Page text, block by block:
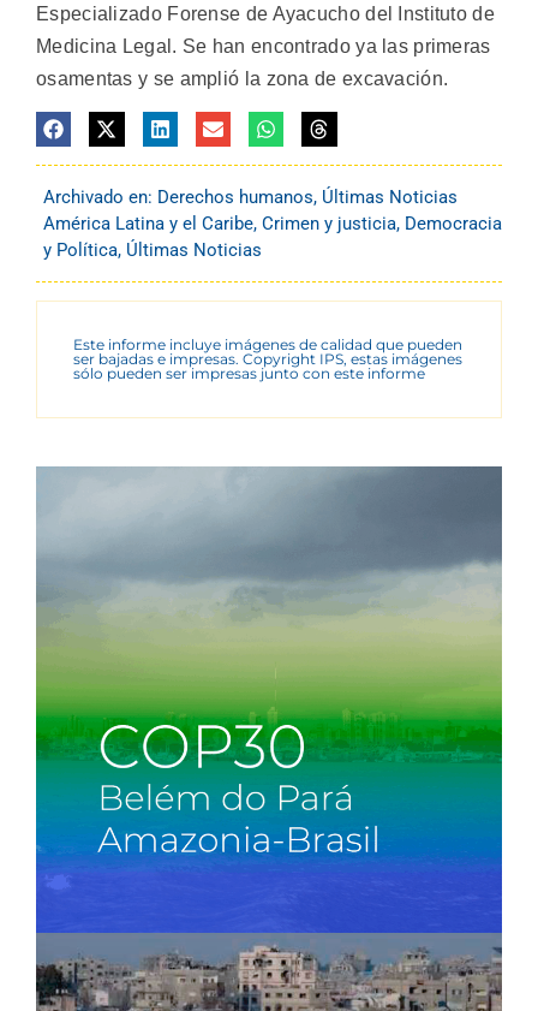
Especializado Forense de Ayacucho del Instituto de
Medicina Legal. Se han encontrado ya las primeras
osamentas y se amplió la zona de excavación.
Archivado en: Derechos humanos, Últimas Noticias
América Latina y el Caribe, Crimen y justicia, Democracia
y Política, Últimas Noticias
Este informe incluye imágenes de calidad que pueden
ser bajadas e impresas. Copyright IPS, estas imágenes
sólo pueden ser impresas junto con este informe